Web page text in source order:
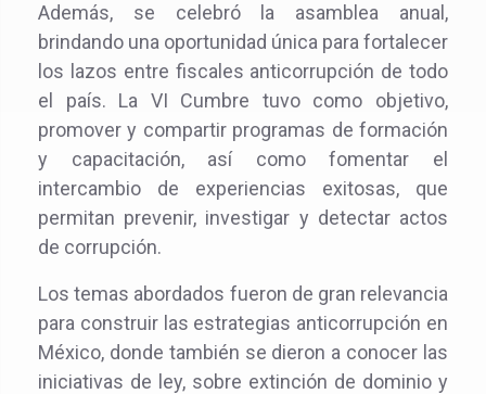
Además, se celebró la asamblea anual,
brindando una oportunidad única para fortalecer
los lazos entre fiscales anticorrupción de todo
el país. La VI Cumbre tuvo como objetivo,
promover y compartir programas de formación
y capacitación, así como fomentar el
intercambio de experiencias exitosas, que
permitan prevenir, investigar y detectar actos
de corrupción.
Los temas abordados fueron de gran relevancia
para construir las estrategias anticorrupción en
México, donde también se dieron a conocer las
iniciativas de ley, sobre extinción de dominio y